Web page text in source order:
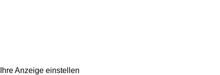
Ihre Anzeige einstellen